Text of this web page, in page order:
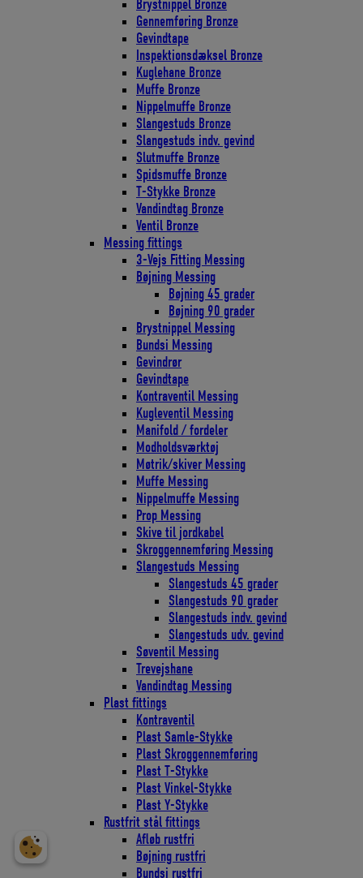
Brystnippel Bronze
Gennemføring Bronze
Gevindtape
Inspektionsdæksel Bronze
Kuglehane Bronze
Muffe Bronze
Nippelmuffe Bronze
Slangestuds Bronze
Slangestuds indv. gevind
Slutmuffe Bronze
Spidsmuffe Bronze
T-Stykke Bronze
Vandindtag Bronze
Ventil Bronze
Messing fittings
3-Vejs Fitting Messing
Bøjning Messing
Bøjning 45 grader
Bøjning 90 grader
Brystnippel Messing
Bundsi Messing
Gevindrør
Gevindtape
Kontraventil Messing
Kugleventil Messing
Manifold / fordeler
Modholdsværktøj
Møtrik/skiver Messing
Muffe Messing
Nippelmuffe Messing
Prop Messing
Skive til jordkabel
Skroggennemføring Messing
Slangestuds Messing
Slangestuds 45 grader
Slangestuds 90 grader
Slangestuds indv. gevind
Slangestuds udv. gevind
Søventil Messing
Trevejshane
Vandindtag Messing
Plast fittings
Kontraventil
Plast Samle-Stykke
Plast Skroggennemføring
Plast T-Stykke
Plast Vinkel-Stykke
Plast Y-Stykke
Rustfrit stål fittings
Afløb rustfri
Bøjning rustfri
Bundsi rustfri